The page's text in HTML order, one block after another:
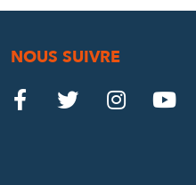
NOUS SUIVRE
Le

Le

Le

Le
